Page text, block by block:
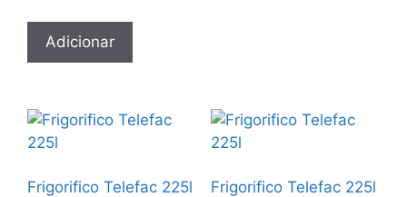
Adicionar
Frigorifico Telefac 225l Frigorifico Telefac 225l